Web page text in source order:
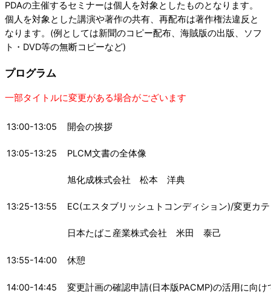
PDAの主催するセミナーは個人を対象としたものとなります。
個人を対象とした講演や著作の共有、再配布は著作権法違反と
なります。(例としては新聞のコピー配布、海賊版の出版、ソフ
ト・DVD等の無断コピーなど)
プログラム
一部タイトルに変更がある場合がございます
13:00-13:05 開会の挨拶
13:05-13:25 PLCM文書の全体像
旭化成株式会社 松本 洋典
13:25-13:55 EC(エスタブリッシュトコンディション)/変更カ
日本たばこ産業株式会社 米田 泰己
13:55-14:00 休憩
14:00-14:45 変更計画の確認申請(日本版PACMP)の活用に向け